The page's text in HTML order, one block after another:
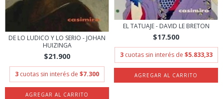
DE LO LUDICO Y LO SERIO - JOHAN
HUIZINGA
$21.900
3 cuotas sin interés de $7.300
EL TATUAJE - DAVID LE BRETON
$17.500
3 cuotas sin interés de $5.833,33